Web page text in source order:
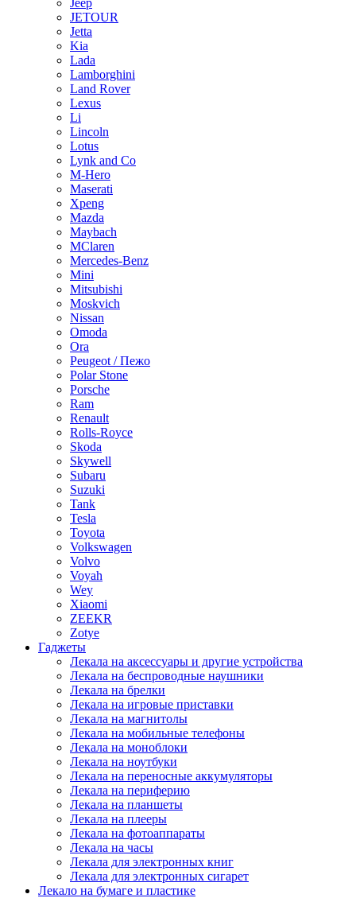
Jeep
JETOUR
Jetta
Kia
Lada
Lamborghini
Land Rover
Lexus
Li
Lincoln
Lotus
Lynk and Co
M-Hero
Maserati
Xpeng
Mazda
Maybach
MClaren
Mercedes-Benz
Mini
Mitsubishi
Moskvich
Nissan
Omoda
Ora
Peugeot / Пежо
Polar Stone
Porsche
Ram
Renault
Rolls-Royce
Skoda
Skywell
Subaru
Suzuki
Tank
Tesla
Toyota
Volkswagen
Volvo
Voyah
Wey
Xiaomi
ZEEKR
Zotye
Гаджеты
Лекала на аксессуары и другие устройства
Лекала на беспроводные наушники
Лекала на брелки
Лекала на игровые приставки
Лекала на магнитолы
Лекала на мобильные телефоны
Лекала на моноблоки
Лекала на ноутбуки
Лекала на переносные аккумуляторы
Лекала на периферию
Лекала на планшеты
Лекала на плееры
Лекала на фотоаппараты
Лекала на часы
Лекала для электронных книг
Лекала для электронных сигарет
Лекало на бумаге и пластике